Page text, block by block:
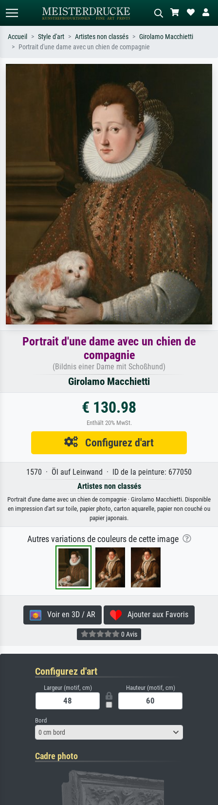
impressionnisme, vague de Hokusai,
abstrait avec beaucoup de rouge,
tableau sombre, nu debout près d'un
arbre.
Accueil Style d'art Artistes non classés
Girolamo Macchietti
Portrait d'une dame avec un chien de compagnie
Portrait d'une dame avec un chien de
compagnie
(Bildnis einer Dame mit Schoßhund)
Girolamo Macchietti
€ 130.98
Enthält 20% MwSt.
Configurez d'art
1570 · Öl auf Leinwand · ID de la peinture: 677050
Artistes non classés
Portrait d'une dame avec un chien de compagnie · Girolamo Macchietti. Disponible
en impression d'art sur toile, papier photo, carton aquarelle, papier non couché ou
papier japonais.
Autres variations de couleurs de cette image
Voir en 3D / AR Ajouter aux Favoris
0 Avis
Configurez d'art
Largeur (motif, cm) Hauteur (motif, cm)
Bord
0 cm bord
Cadre photo